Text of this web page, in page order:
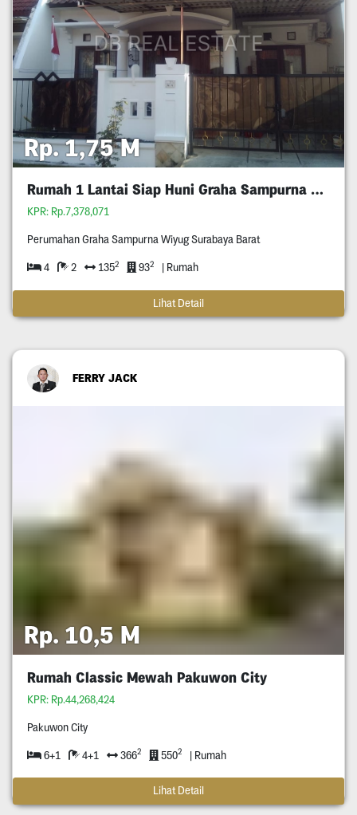
Rp. 1,75 M
Rumah 1 Lantai Siap Huni Graha Sampurna Wiyung
KPR: Rp.7,378,071
Perumahan Graha Sampurna Wiyug Surabaya Barat
4 2 1352 932 | Rumah
Lihat Detail
FERRY JACK
Rp. 10,5 M
Rumah Classic Mewah Pakuwon City
KPR: Rp.44,268,424
Pakuwon City
6+1 4+1 3662 5502 | Rumah
Lihat Detail